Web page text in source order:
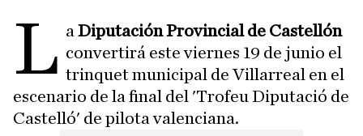
L aDiputación Provincial de Castellón
convertirá este viernes 19 de junio el
trinquet municipal de Villarreal en el
escenario de la final del 'Trofeu Diputació de
Castelló' de pilota valenciana.